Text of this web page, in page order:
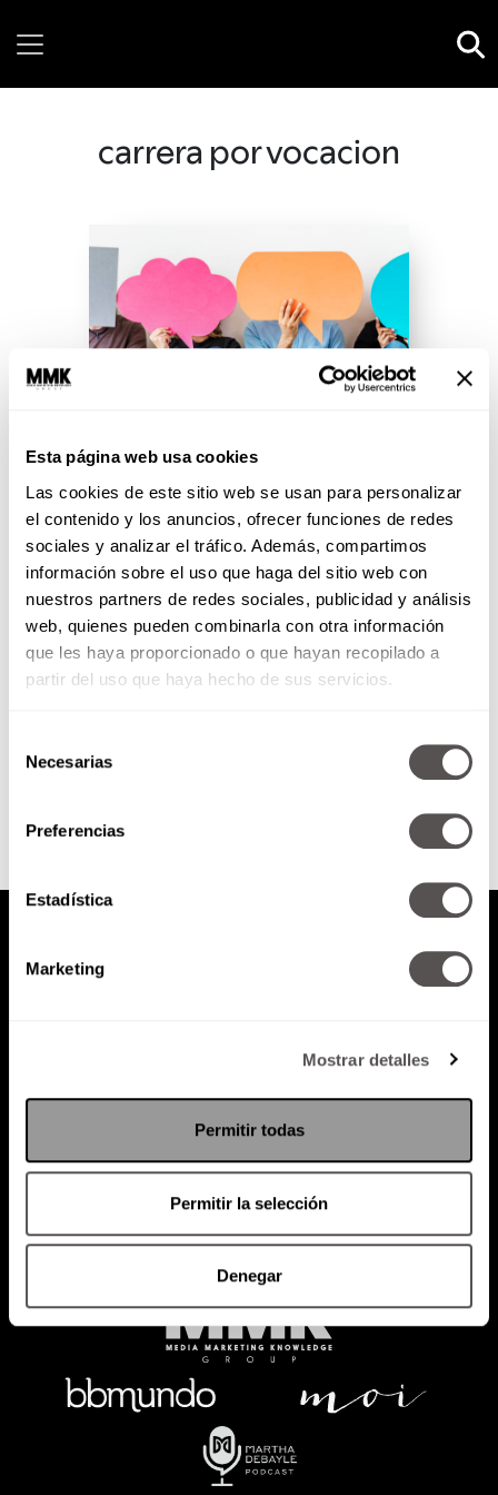
Esta página web usa cookies
Las cookies de este sitio web se usan para personalizar
el contenido y los anuncios, ofrecer funciones de redes
sociales y analizar el tráfico. Además, compartimos
información sobre el uso que haga del sitio web con
nuestros partners de redes sociales, publicidad y análisis
web, quienes pueden combinarla con otra información
que les haya proporcionado o que hayan recopilado a
partir del uso que haya hecho de sus servicios.
Necesarias
Preferencias
Estadística
Marketing
Mostrar detalles
Permitir todas
Permitir la selección
Denegar
carrera por vocacion
¿Qué carrera estudiar?
Cuáles son las principales
razones por las que 4 de cada 10
chavos mexicanos se equivocan
al elegir carrera.
Política de Privacidad
PODCAST RADIO MARTHA EVENTOS
SACA TU ID